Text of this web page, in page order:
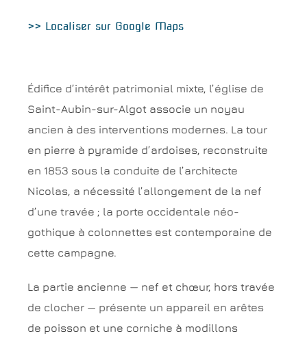
>> Localiser sur Google Maps
Édifice d’intérêt patrimonial mixte, l’église de
Saint-Aubin-sur-Algot associe un noyau
ancien à des interventions modernes. La tour
en pierre à pyramide d’ardoises, reconstruite
en 1853 sous la conduite de l’architecte
Nicolas, a nécessité l’allongement de la nef
d’une travée ; la porte occidentale néo-
gothique à colonnettes est contemporaine de
cette campagne.
La partie ancienne — nef et chœur, hors travée
de clocher — présente un appareil en arêtes
de poisson et une corniche à modillons